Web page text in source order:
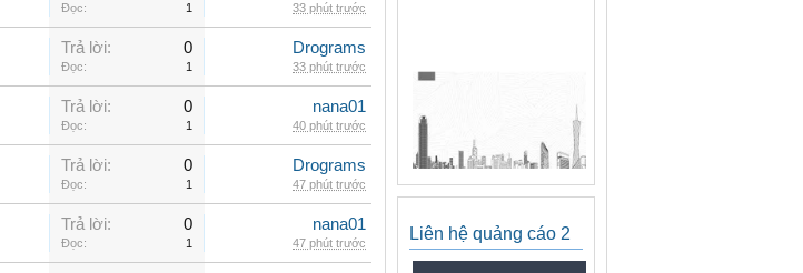
Đọc: 1 33 phút trước
Trả lời: 0
Đọc: 1
Drograms
33 phút trước
Trả lời: 0
Đọc: 1
nana01
40 phút trước
Trả lời: 0
Đọc: 1
Drograms
47 phút trước
Trả lời: 0
Đọc: 1
nana01
47 phút trước Liên hệ quảng cáo 2